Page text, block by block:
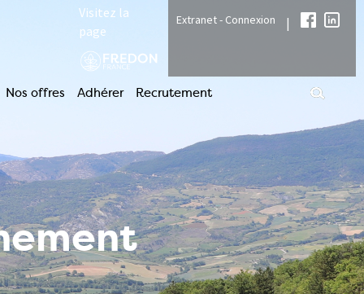
Visitez la
page
Extranet - Connexion |
Nos offres Adhérer Recrutement